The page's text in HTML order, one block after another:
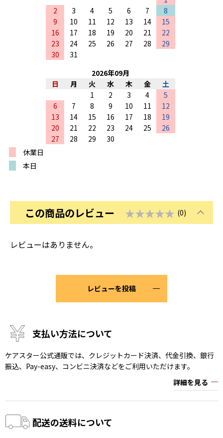
2
3 4 5 6 7
8
9
10 11 12 13 14
15
16
17 18 19 20 21
22
23
24 25 26 27 28
29
30
31
2026年09月
日
月 火 水 木 金
土
1
2 3 4
5
6
7 8 9 10 11
12
13
14 15 16 17 18
19
20
21 22 23 24 25
26
27
28 29
30
休業日
本日
この商品のレビュー ★★★★★ (0)
レビューはありません。
レビューを投稿
支払い方法について
ケアスター公式通販では、クレジットカード決済、代金引換、銀行
振込、Pay-easy、コンビニ決済などをご利用いただけます。
詳細を見る
配送の送料について